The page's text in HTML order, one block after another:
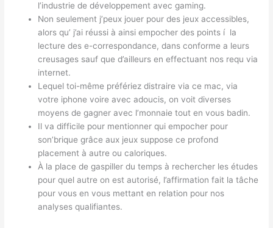
l’industrie de développement avec gaming.
Non seulement j’peux jouer pour des jeux accessibles,
alors qu’ j’ai réussi à ainsi empocher des points í la
lecture des e-correspondance, dans conforme a leurs
creusages sauf que d’ailleurs en effectuant nos requ via
internet.
Lequel toi-même préfériez distraire via ce mac, via
votre iphone voire avec adoucis, on voit diverses
moyens de gagner avec l’monnaie tout en vous badin.
Il va difficile pour mentionner qui empocher pour
son’brique grâce aux jeux suppose ce profond
placement à autre ou caloriques.
À la place de gaspiller du temps à rechercher les études
pour quel autre on est autorisé, l’affirmation fait la tâche
pour vous en vous mettant en relation pour nos
analyses qualifiantes.